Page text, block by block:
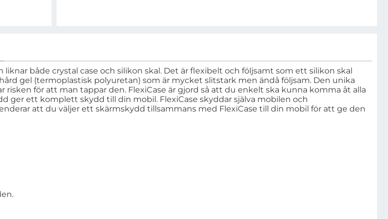
både crystal case och silikon skal. Det är flexibelt och följsamt som ett silikon skal
gel (termoplastisk polyuretan) som är mycket slitstark men ändå följsam. Den unika
för att man tappar den. FlexiCase är gjord så att du enkelt ska kunna komma åt alla
ger ett komplett skydd till din mobil. FlexiCase skyddar själva mobilen och
att du väljer ett skärmskydd tillsammans med FlexiCase till din mobil för att ge den